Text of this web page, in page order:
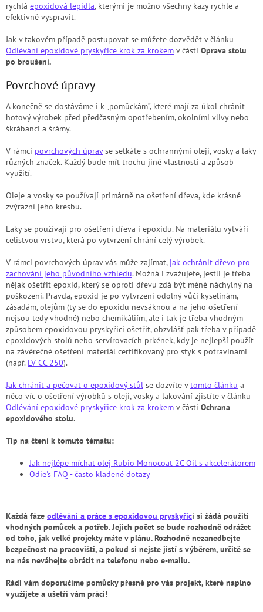
rychlá epoxidová lepidla, kterými je možno všechny kazy rychle a
efektivně vyspravit.
Jak v takovém případě postupovat se můžete dozvědět v článku
Odlévání epoxidové pryskyřice krok za krokem v části Oprava stolu
po broušení.
Povrchové úpravy
A konečně se dostáváme i k „pomůckám”, které mají za úkol chránit
hotový výrobek před předčasným opotřebením, okolními vlivy nebo
škrábanci a šrámy.
V rámci povrchových úpravse setkáte s ochrannými oleji, vosky a laky
různých značek. Každý bude mít trochu jiné vlastnosti a způsob
využití.
Oleje a vosky se používají primárně na ošetření dřeva, kde krásně
zvýrazní jeho kresbu.
Laky se používají pro ošetření dřeva i epoxidu. Na materiálu vytváří
celistvou vrstvu, která po vytvrzení chrání celý výrobek.
V rámci povrchových úprav vás může zajímat,jak ochránit dřevo pro
zachování jeho původního vzhledu. Možná i zvažujete, jestli je třeba
nějak ošetřit epoxid, který se oproti dřevu zdá být méně náchylný na
poškození. Pravda, epoxid je po vytvrzení odolný vůči kyselinám,
zásadám, olejům (ty se do epoxidu nevsáknou a na jeho ošetření
nejsou tedy vhodné) nebo chemikáliím, ale i tak je třeba vhodným
způsobem epoxidovou pryskyřici ošetřit, obzvlášť pak třeba v případě
epoxidových stolů nebo servírovacích prkének, kdy je nejlepší použít
na závěrečné ošetření materiál certifikovaný pro styk s potravinami
(např. LV CC 250).
Jak chránit a pečovat o epoxidový stůl se dozvíte vtomto článku a
něco víc o ošetření výrobků s oleji, vosky a lakování zjistíte v článku
Odlévání epoxidové pryskyřice krok za krokem v části Ochrana
epoxidového stolu.
Tip na čtení k tomuto tématu:
Jak nejlépe míchat olej Rubio Monocoat 2C Oil s akcelerátorem
Odie's FAQ - často kladené dotazy
Každá fáze odlévání a práce s epoxidovou pryskyřicí si žádá použití
vhodných pomůcek a potřeb. Jejich počet se bude rozhodně odrážet
od toho, jak velké projekty máte v plánu. Rozhodně nezanedbejte
bezpečnost na pracovišti, a pokud si nejste jistí s výběrem, určitě se
na nás neváhejte obrátit na telefonu nebo e-mailu.
Rádi vám doporučíme pomůcky přesně pro vás projekt, které naplno
využijete a ušetří vám práci!